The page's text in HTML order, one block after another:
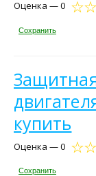
Оценка — 0
Сохранить
купить
Оценка — 0
Сохранить